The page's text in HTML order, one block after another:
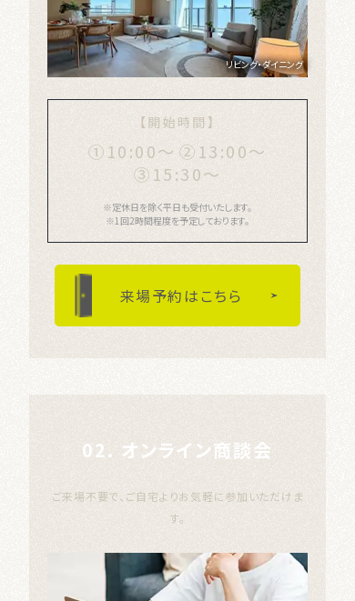
リビング・ダイニング
【開始時間】
①10:00〜 ②13:00〜
③15:30〜
※定休日を除く平日も受付いたします。
※1回2時間程度を予定しております。
来場予約はこちら
02. オンライン商談会
ご来場不要で、ご自宅よりお気軽に参加いただけま
す。